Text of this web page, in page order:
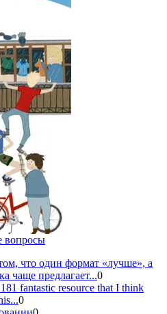
вопросы
что один формат «лучше», а
чаще предлагает...0
fantastic resource that I think
0